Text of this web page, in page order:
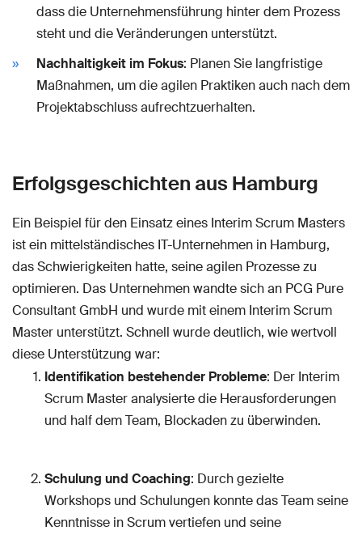
dass die Unternehmensführung hinter dem Prozess
steht und die Veränderungen unterstützt.
Nachhaltigkeit im Fokus: Planen Sie langfristige
Maßnahmen, um die agilen Praktiken auch nach dem
Projektabschluss aufrechtzuerhalten.
Erfolgsgeschichten aus Hamburg
Ein Beispiel für den Einsatz eines Interim Scrum Masters
ist ein mittelständisches IT-Unternehmen in Hamburg,
das Schwierigkeiten hatte, seine agilen Prozesse zu
optimieren. Das Unternehmen wandte sich an PCG Pure
Consultant GmbH und wurde mit einem Interim Scrum
Master unterstützt. Schnell wurde deutlich, wie wertvoll
diese Unterstützung war:
Identifikation bestehender Probleme: Der Interim
Scrum Master analysierte die Herausforderungen
und half dem Team, Blockaden zu überwinden.
Schulung und Coaching: Durch gezielte
Workshops und Schulungen konnte das Team seine
Kenntnisse in Scrum vertiefen und seine